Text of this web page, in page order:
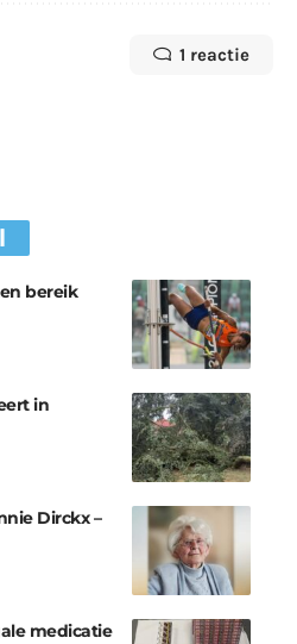
1 reactie
bereik
in
Dirckx –
medicatie